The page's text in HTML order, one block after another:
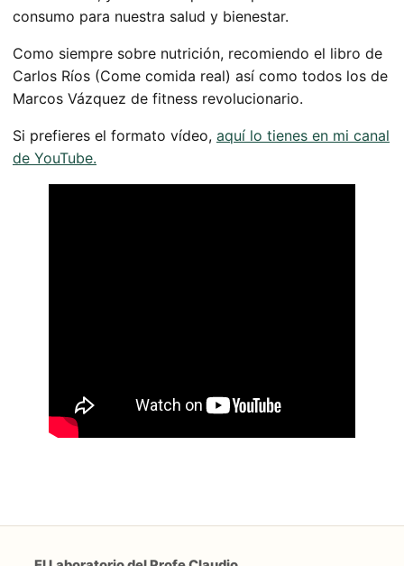
consumo para nuestra salud y bienestar.
Como siempre sobre nutrición, recomiendo el libro de
Carlos Ríos (Come comida real) así como todos los de
Marcos Vázquez de fitness revolucionario.
Si prefieres el formato vídeo, aquí lo tienes en mi canal
de YouTube.